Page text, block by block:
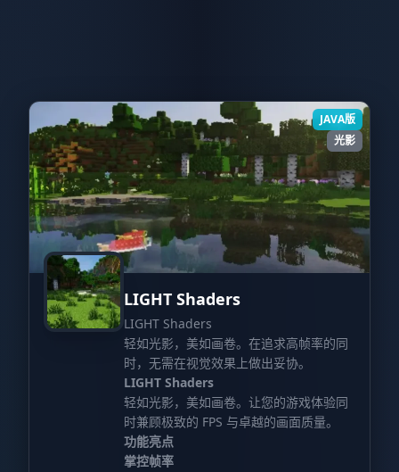
JAVA版
光影
LIGHT Shaders
LIGHT Shaders
轻如光影，美如画卷。在追求高帧率的同
时，无需在视觉效果上做出妥协。
LIGHT Shaders
轻如光影，美如画卷。让您的游戏体验同
时兼顾极致的 FPS 与卓越的画面质量。
功能亮点
掌控帧率